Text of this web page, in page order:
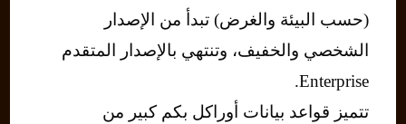
(حسب البيئة والغرض) تبدأ من الإصدار
الشخصي والخفيف، وتنتهي بالإصدار المتقدم
Enterprise.
تتميز قواعد بيانات أوراكل بكم كبير من